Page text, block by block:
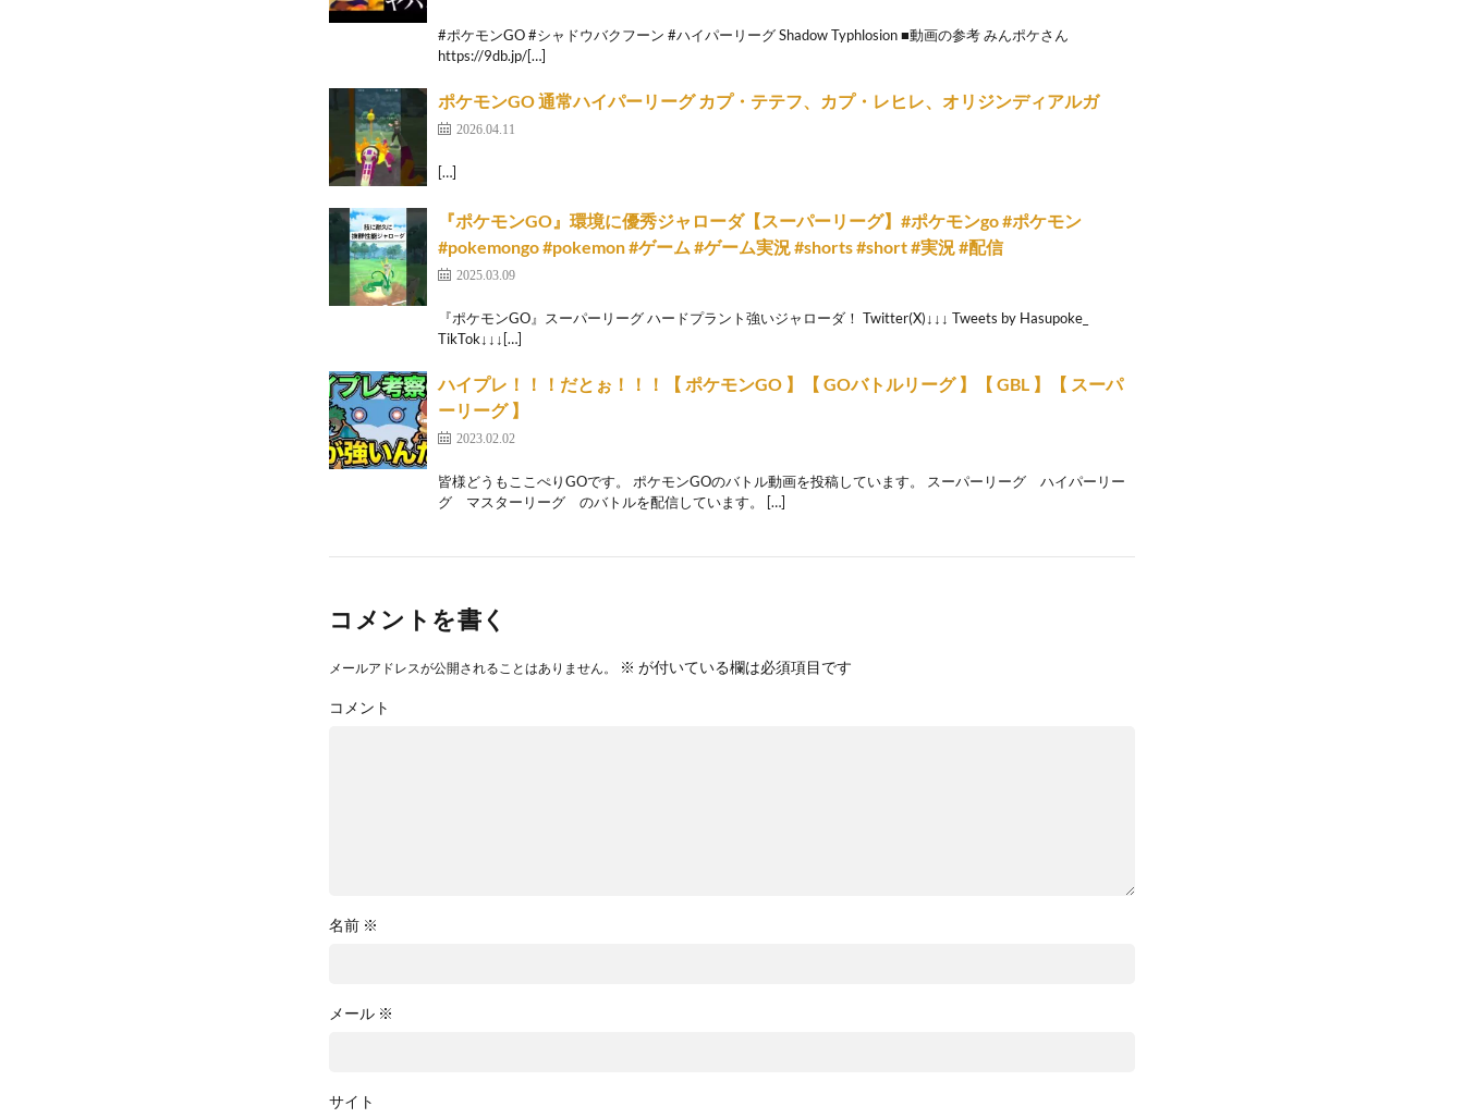
#ポケモンGO #シャドウバクフーン #ハイパーリーグ Shadow Typhlosion ■動画の参考 みんポケさん
https://9db.jp/[…]
ポケモンGO 通常ハイパーリーグ カプ・テテフ、カプ・レヒレ、オリジンディアルガ
2026.04.11
[…]
『ポケモンGO』環境に優秀ジャローダ【スーパーリーグ】#ポケモンgo #ポケモン
#pokemongo #pokemon #ゲーム #ゲーム実況 #shorts #short #実況 #配信
2025.03.09
『ポケモンGO』スーパーリーグ ハードプラント強いジャローダ！ Twitter(X)↓↓↓ Tweets by Hasupoke_
TikTok↓↓↓[…]
ハイプレ！！！だとぉ！！！【 ポケモンGO 】【 GOバトルリーグ 】【 GBL 】【 スーパ
ーリーグ 】
2023.02.02
皆様どうもここぺりGOです。 ポケモンGOのバトル動画を投稿しています。 スーパーリーグ ハイパーリー
グ マスターリーグ のバトルを配信しています。 […]
コメントを書く
メールアドレスが公開されることはありません。 ※ が付いている欄は必須項目です
コメント
名前 ※
メール ※
サイト